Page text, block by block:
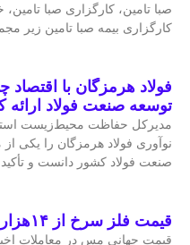
صبا تامین، کارگزاری صبا
کارگزاری بیمه صبا تامین زیر
فولاد هرمزگان با اقتصاد
توسعه صنعت فولاد
مدیرکل حفاظت محیط‌زیست
نوآوری فولاد هرمزگان را یکی
صنعت فولاد کشور دانست و
قیمت فلز سرخ از ۱۴هزار دلار در هر تن عبور کرد